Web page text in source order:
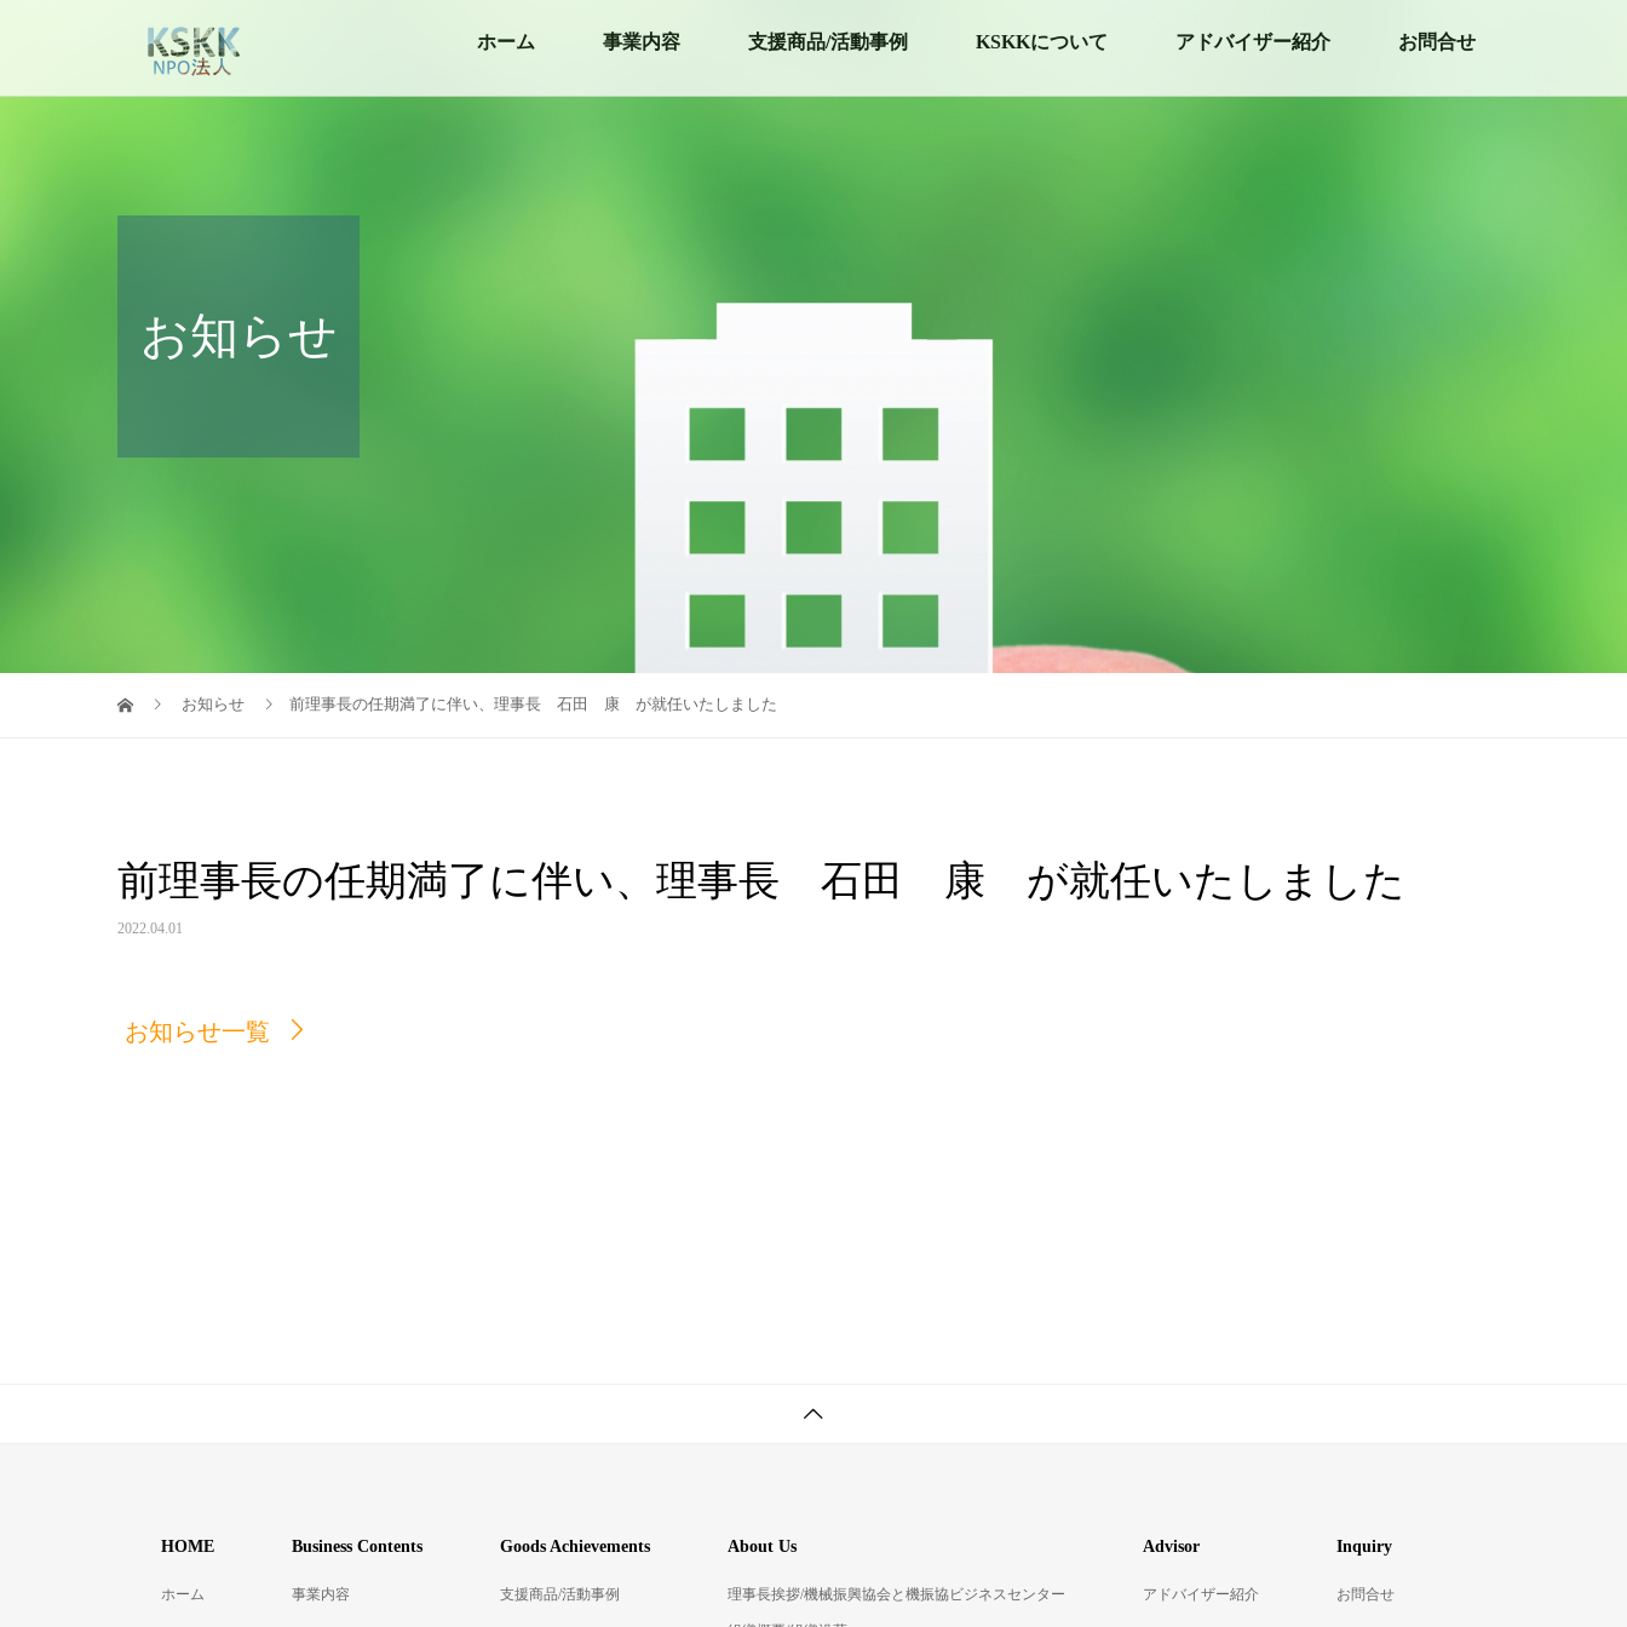
ホーム 事業内容 支援商品/活動事例 KSKKについて アドバイザー紹介 お問合せ
お知らせ
お知らせ 前理事長の任期満了に伴い、理事長 石田 康 が就任いたしました
前理事長の任期満了に伴い、理事長 石田 康 が就任いたしました
2022.04.01
お知らせ
お知らせ一覧
HOME
ホーム
Business Contents
事業内容
Goods Achievements
支援商品/活動事例
About Us
理事長挨拶/機械振興協会と機振協ビジネスセンター
Advisor
アドバイザー紹介
Inquiry
お問合せ